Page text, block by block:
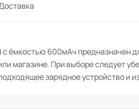
ёмкостью 600мАч предназначен
магазине. При выборе следует
зарядное устройство и